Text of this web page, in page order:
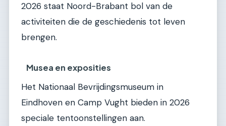
2026 staat Noord-Brabant bol van de
activiteiten die de geschiedenis tot leven
brengen.
Musea en exposities
Het Nationaal Bevrijdingsmuseum in
Eindhoven en Camp Vught bieden in 2026
speciale tentoonstellingen aan.